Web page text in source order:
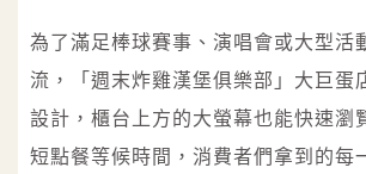
為了滿足棒球賽事、演唱會或大型活
流，「週末炸雞漢堡俱樂部」大巨蛋
設計，櫃台上方的大螢幕也能快速瀏
短點餐等候時間，消費者們拿到的每